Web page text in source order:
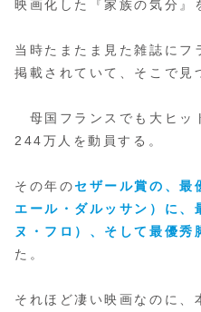
映画化した『家族の気分』
当時たまたま見た雑誌にフ
掲載されていて、そこで見
母国フランスでも大ヒッ
244万人を動員する。
その年のセザール賞の、最
エール・ダルッサン）に、
ヌ・フロ）、そして最優秀
た。
それほど凄い映画なのに、